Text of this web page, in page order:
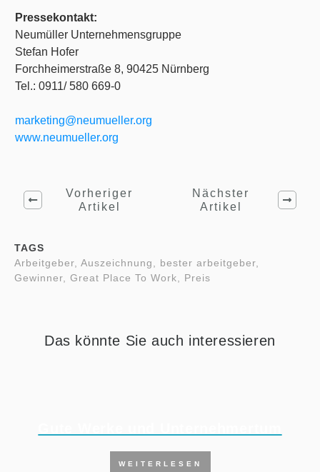
Pressekontakt:
Neumüller Unternehmensgruppe
Stefan Hofer
Forchheimerstraße 8, 90425 Nürnberg
Tel.: 0911/ 580 669-0
marketing@neumueller.org
www.neumueller.org
Vorheriger
Artikel
Nächster
Artikel
TAGS
Arbeitgeber, Auszeichnung, bester arbeitgeber,
Gewinner, Great Place To Work, Preis
Das könnte Sie auch interessieren
WEITERLESEN